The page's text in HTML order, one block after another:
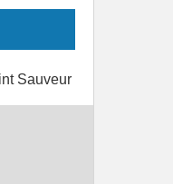
Sauveur